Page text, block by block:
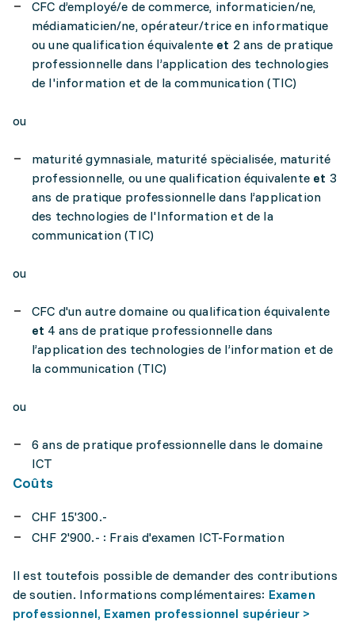
CFC d’employé/e de commerce, informaticien/ne,
médiamaticien/ne, opérateur/trice en informatique
ou une qualification équivalente et 2 ans de pratique
professionnelle dans l’application des technologies
de I'information et de la communication (TIC)
ou
maturité gymnasiale, maturité spëcialisée, maturité
professionnelle, ou une qualification équivalente et 3
ans de pratique professionnelle dans l’application
des technologies de I'Information et de la
communication (TIC)
ou
CFC d'un autre domaine ou qualification équivalente
et 4 ans de pratique professionnelle dans
l’application des technologies de l’information et de
la communication (TIC)
ou
6 ans de pratique professionnelle dans le domaine
ICT
Coûts
CHF 15'300.-
CHF 2'900.- : Frais d'examen ICT-Formation
Il est toutefois possible de demander des contributions
de soutien. Informations complémentaires: Examen
professionnel, Examen professionnel supérieur >